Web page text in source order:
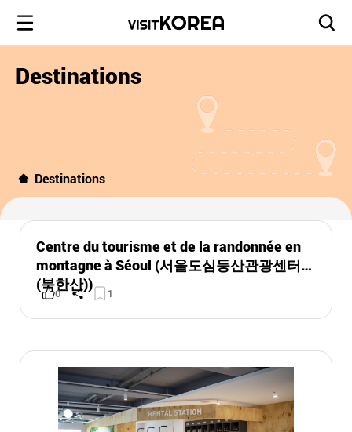
Destinations
Destinations
Centre du tourisme et de la randonnée en
montagne à Séoul (서울도심등산관광센터
(북한산))
0 1